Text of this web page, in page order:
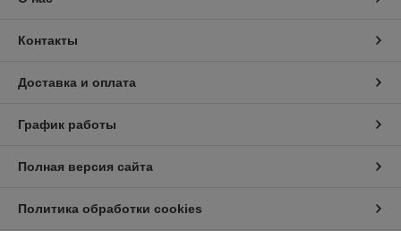
Контакты
Доставка и оплата
График работы
Полная версия сайта
Политика обработки cookies